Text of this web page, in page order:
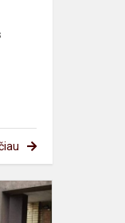
Mažieji